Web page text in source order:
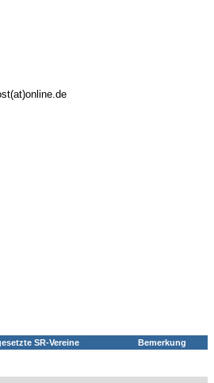
SR-Vereine Bemerkung